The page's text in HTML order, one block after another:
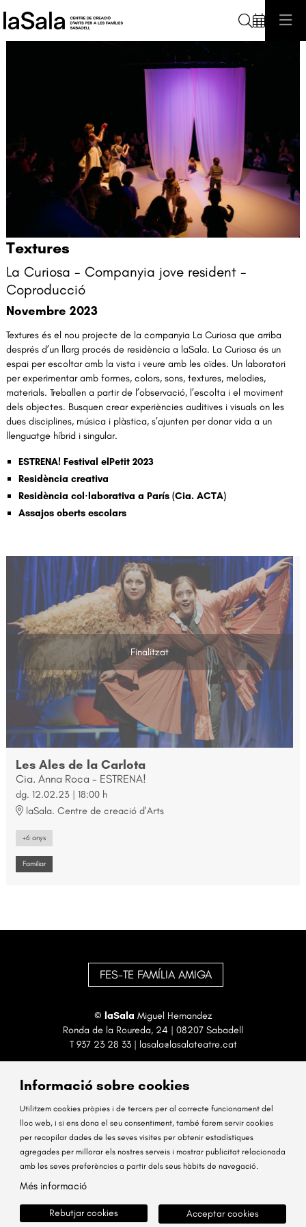
Diapositiva 2 de 4
Textures
La Curiosa - Companyia jove resident -
Coproducció
Novembre 2023
Textures és el nou projecte de la companyia La Curiosa que arriba
després d’un llarg procés de residència a laSala. La Curiosa és un
espai per escoltar amb la vista i veure amb les oïdes. Un laboratori
per experimentar amb formes, colors, sons, textures, melodies,
materials. Treballen a partir de l’observació, l’escolta i el moviment
dels objectes. Busquen crear experiències auditives i visuals on les
dues disciplines, música i plàstica, s’ajunten per donar vida a un
llenguatge híbrid i singular.
ESTRENA! Festival elPetit 2023
Residència creativa
Residència col·laborativa a París (Cia. ACTA)
Assajos oberts escolars
Finalitzat
Les Ales de la Carlota
Cia. Anna Roca - ESTRENA!
dg. 12.02.23 |18:00 h
laSala. Centre de creació d'Arts
+6 anys
Familiar
FES-TE FAMÍLIA AMIGA
© laSala Miguel Hernandez
Ronda de la Roureda, 24 | 08207 Sabadell
T 937 23 28 33| lasala@lasalateatre.cat
Sitemap Avís Legal Ús de Cookies Contactar
Link a instagram
Link a facebook
Informació sobre cookies
Utilitzem cookies pròpies i de tercers per al correcte funcionament del
lloc web, i si ens dona el seu consentiment, també farem servir cookies
per recopilar dades de les seves visites per obtenir estadístiques
agregades per millorar els nostres serveis i mostrar publicitat relacionada
amb les seves preferències a partir dels seus hàbits de navegació.
Més informació
Acceptar cookies
Rebutjar cookies